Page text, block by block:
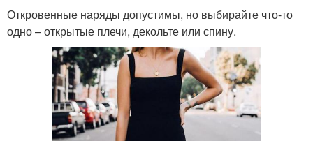
Откровенные наряды допустимы, но выбирайте что-то
одно – открытые плечи, декольте или спину.